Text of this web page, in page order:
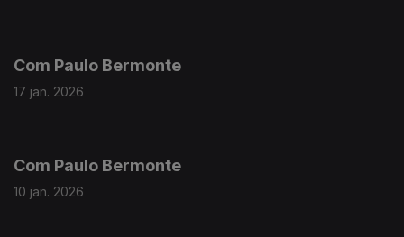
Com Paulo Bermonte
17 jan. 2026
Com Paulo Bermonte
10 jan. 2026